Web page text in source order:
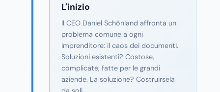
L'inizio
Il CEO Daniel Schönland affronta un
problema comune a ogni
imprenditore: il caos dei documenti.
Soluzioni esistenti? Costose,
complicate, fatte per le grandi
aziende. La soluzione? Costruirsela